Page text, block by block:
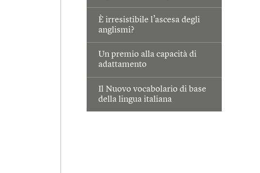
È irresistibile l’ascesa degli
anglismi?
Un premio alla capacità di
adattamento
Il Nuovo vocabolario di base
della lingua italiana